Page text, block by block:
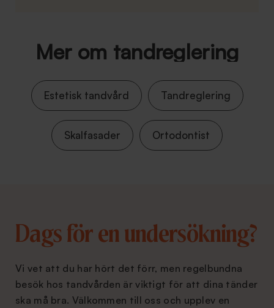
Mer om tandreglering
Estetisk tandvård Tandreglering
Skalfasader Ortodontist
Dags för en undersökning?
Vi vet att du har hört det förr, men regelbundna
besök hos tandvården är viktigt för att dina tänder
ska må bra. Välkommen till oss och upplev en